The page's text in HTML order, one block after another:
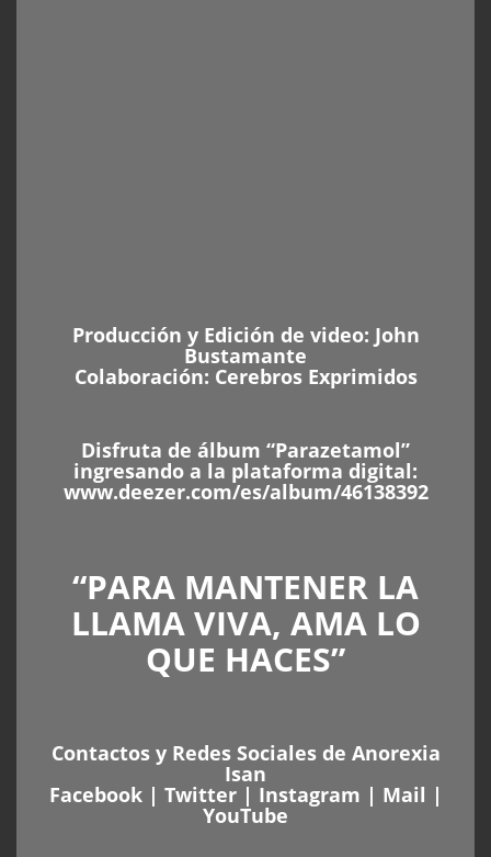
Producción y Edición de video: John
Bustamante
Colaboración: Cerebros Exprimidos
Disfruta de álbum “Parazetamol”
ingresando a la plataforma digital:
www.deezer.com/es/album/46138392
“PARA MANTENER LA
LLAMA VIVA, AMA LO
QUE HACES”
Contactos y Redes Sociales de Anorexia
Isan
Facebook| Twitter| Instagram | Mail |
YouTube